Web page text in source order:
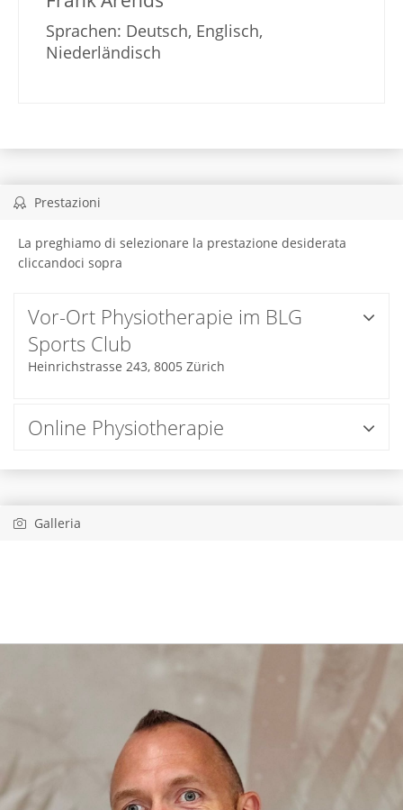
Sprachen: Deutsch, Englisch,
Niederländisch
Prestazioni
La preghiamo di selezionare la prestazione desiderata
cliccandoci sopra
Vor-Ort Physiotherapie im BLG
Sports Club
Heinrichstrasse 243, 8005 Zürich
Online Physiotherapie
Galleria